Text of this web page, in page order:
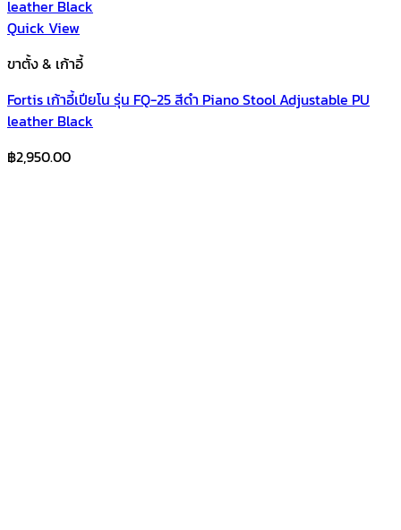
Quick View
ขาตั้ง & เก้าอี้
Fortis เก้าอี้เปียโน รุ่น FQ-25 สีดำ Piano Stool Adjustable PU
leather Black
฿2,950.00